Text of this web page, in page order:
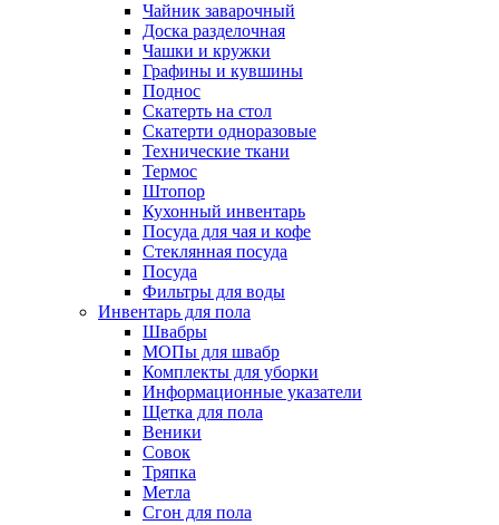
Чайник заварочный
Доска разделочная
Чашки и кружки
Графины и кувшины
Поднос
Скатерть на стол
Скатерти одноразовые
Технические ткани
Термос
Штопор
Кухонный инвентарь
Посуда для чая и кофе
Стеклянная посуда
Посуда
Фильтры для воды
Инвентарь для пола
Швабры
МОПы для швабр
Комплекты для уборки
Информационные указатели
Щетка для пола
Веники
Совок
Тряпка
Метла
Сгон для пола